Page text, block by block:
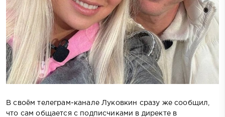
В своём телеграм-канале Луковкин сразу же сообщил,
что сам общается с подписчиками в директе в